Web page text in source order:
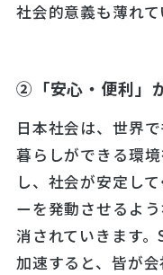
社会的意義も薄れて
②「安心・便利」
日本社会は、世界
暮らしができる環
し、社会が安定し
ーを発動させるよ
消されていきます
加速すると、皆が